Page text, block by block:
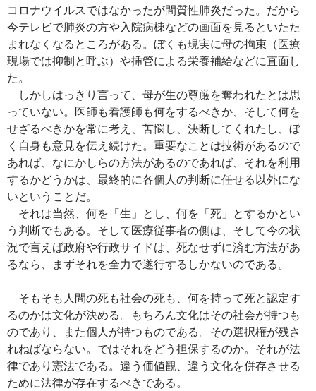
コロナウイルスではなかったが間質性肺炎だった。だから
今テレビで肺炎の方や入院病棟などの画面を見るといたた
まれなくなるところがある。ぼくも現実に母の拘束（医療
現場では抑制と呼ぶ）や挿管による栄養補給などに直面し
た。
しかしはっきり言って、母が生の尊厳を奪われたとは思
っていない。医師も看護師も何をするべきか、そして何を
せざるべきかを常に考え、苦悩し、決断してくれたし、ぼ
く自身も意見を伝え続けた。重要なことは技術があるので
あれば、なにかしらの方法があるのであれば、それを利用
するかどうかは、最終的に各個人の判断に任せる以外にな
いということだ。
それは当然、何を「生」とし、何を「死」とするかとい
う判断でもある。そして医療従事者の側は、そして今の状
況で言えば政府や行政サイドは、死なせずに済む方法があ
るなら、まずそれを全力で遂行するしかないのである。
そもそも人間の死も社会の死も、何を持って死と認定す
るのかは文化が決める。もちろん文化はその社会が持つも
のであり、また個人が持つものである。その選択権が残さ
れねばならない。ではそれをどう担保するのか。それが法
律であり憲法である。違う価値観、違う文化を併存させる
ために法律が存在するべきである。